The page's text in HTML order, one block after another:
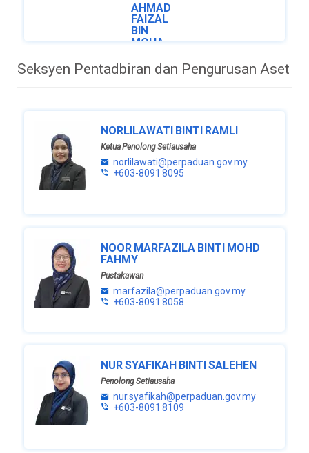
AHMAD
FAIZAL
BIN
MOHAMAD
8091 8042
Seksyen Pentadbiran dan Pengurusan Aset
NORLILAWATI BINTI RAMLI
Ketua Penolong Setiausaha
norlilawati@perpaduan.gov.my
+603-8091 8095
NOOR MARFAZILA BINTI MOHD
FAHMY
Pustakawan
marfazila@perpaduan.gov.my
+603-8091 8058
NUR SYAFIKAH BINTI SALEHEN
Penolong Setiausaha
nur.syafikah@perpaduan.gov.my
+603-8091 8109